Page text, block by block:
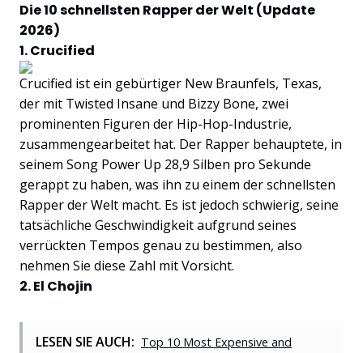
Die 10 schnellsten Rapper der Welt (Update
2026)
1. Crucified
Crucified ist ein gebürtiger New Braunfels, Texas,
der mit Twisted Insane und Bizzy Bone, zwei
prominenten Figuren der Hip-Hop-Industrie,
zusammengearbeitet hat. Der Rapper behauptete, in
seinem Song Power Up 28,9 Silben pro Sekunde
gerappt zu haben, was ihn zu einem der schnellsten
Rapper der Welt macht. Es ist jedoch schwierig, seine
tatsächliche Geschwindigkeit aufgrund seines
verrückten Tempos genau zu bestimmen, also
nehmen Sie diese Zahl mit Vorsicht.
2. El Chojin
LESEN SIE AUCH: Top 10 Most Expensive and